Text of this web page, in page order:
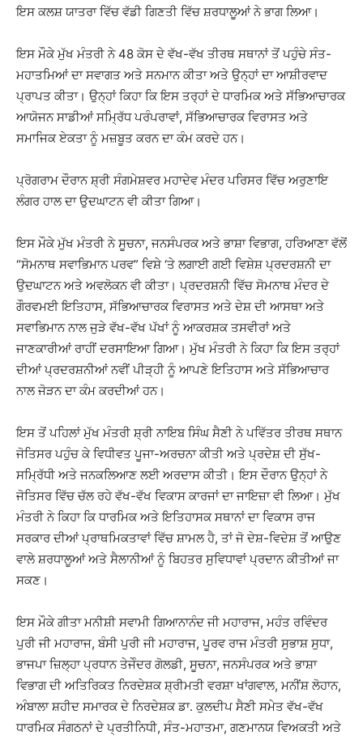
ਇਸ ਕਲਸ਼ ਯਾਤਰਾ ਵਿੱਚ ਵੱਡੀ ਗਿਣਤੀ ਵਿੱਚ ਸ਼ਰਧਾਲੂਆਂ ਨੇ ਭਾਗ ਲਿਆ।
ਇਸ ਮੌਕੇ ਮੁੱਖ ਮੰਤਰੀ ਨੇ 48 ਕੋਸ ਦੇ ਵੱਖ-ਵੱਖ ਤੀਰਥ ਸਥਾਨਾਂ ਤੋਂ ਪਹੁੰਚੇ ਸੰਤ-
ਮਹਾਤਮਿਆਂ ਦਾ ਸਵਾਗਤ ਅਤੇ ਸਨਮਾਨ ਕੀਤਾ ਅਤੇ ਉਨ੍ਹਾਂ ਦਾ ਆਸ਼ੀਰਵਾਦ
ਪ੍ਰਾਪਤ ਕੀਤਾ। ਉਨ੍ਹਾਂ ਕਿਹਾ ਕਿ ਇਸ ਤਰ੍ਹਾਂ ਦੇ ਧਾਰਮਿਕ ਅਤੇ ਸੱਭਿਆਚਾਰਕ
ਆਯੋਜਨ ਸਾਡੀਆਂ ਸਮ੍ਰਿੱਧ ਪਰੰਪਰਾਵਾਂ, ਸੱਭਿਆਚਾਰਕ ਵਿਰਾਸਤ ਅਤੇ
ਸਮਾਜਿਕ ਏਕਤਾ ਨੂੰ ਮਜ਼ਬੂਤ ਕਰਨ ਦਾ ਕੰਮ ਕਰਦੇ ਹਨ।
ਪ੍ਰੋਗਰਾਮ ਦੌਰਾਨ ਸ਼੍ਰੀ ਸੰਗਮੇਸ਼ਵਰ ਮਹਾਦੇਵ ਮੰਦਰ ਪਰਿਸਰ ਵਿੱਚ ਅਰੁਣਾਇ
ਲੰਗਰ ਹਾਲ ਦਾ ਉਦਘਾਟਨ ਵੀ ਕੀਤਾ ਗਿਆ।
ਇਸ ਮੌਕੇ ਮੁੱਖ ਮੰਤਰੀ ਨੇ ਸੂਚਨਾ, ਜਨਸੰਪਰਕ ਅਤੇ ਭਾਸ਼ਾ ਵਿਭਾਗ, ਹਰਿਆਣਾ ਵੱਲੋਂ
“ਸੋਮਨਾਥ ਸਵਾਭਿਮਾਨ ਪਰਵ” ਵਿਸ਼ੇ ‘ਤੇ ਲਗਾਈ ਗਈ ਵਿਸ਼ੇਸ਼ ਪ੍ਰਦਰਸ਼ਨੀ ਦਾ
ਉਦਘਾਟਨ ਅਤੇ ਅਵਲੋਕਨ ਵੀ ਕੀਤਾ। ਪ੍ਰਦਰਸ਼ਨੀ ਵਿੱਚ ਸੋਮਨਾਥ ਮੰਦਰ ਦੇ
ਗੌਰਵਮਈ ਇਤਿਹਾਸ, ਸੱਭਿਆਚਾਰਕ ਵਿਰਾਸਤ ਅਤੇ ਦੇਸ਼ ਦੀ ਆਸਥਾ ਅਤੇ
ਸਵਾਭਿਮਾਨ ਨਾਲ ਜੁੜੇ ਵੱਖ-ਵੱਖ ਪੱਖਾਂ ਨੂੰ ਆਕਰਸ਼ਕ ਤਸਵੀਰਾਂ ਅਤੇ
ਜਾਣਕਾਰੀਆਂ ਰਾਹੀਂ ਦਰਸਾਇਆ ਗਿਆ। ਮੁੱਖ ਮੰਤਰੀ ਨੇ ਕਿਹਾ ਕਿ ਇਸ ਤਰ੍ਹਾਂ
ਦੀਆਂ ਪ੍ਰਦਰਸ਼ਨੀਆਂ ਨਵੀਂ ਪੀੜ੍ਹੀ ਨੂੰ ਆਪਣੇ ਇਤਿਹਾਸ ਅਤੇ ਸੱਭਿਆਚਾਰ
ਨਾਲ ਜੋੜਨ ਦਾ ਕੰਮ ਕਰਦੀਆਂ ਹਨ।
ਇਸ ਤੋਂ ਪਹਿਲਾਂ ਮੁੱਖ ਮੰਤਰੀ ਸ਼੍ਰੀ ਨਾਇਬ ਸਿੰਘ ਸੈਣੀ ਨੇ ਪਵਿੱਤਰ ਤੀਰਥ ਸਥਾਨ
ਜੋਤਿਸਰ ਪਹੁੰਚ ਕੇ ਵਿਧੀਵਤ ਪੂਜਾ-ਅਰਚਨਾ ਕੀਤੀ ਅਤੇ ਪ੍ਰਦੇਸ਼ ਦੀ ਸੁੱਖ-
ਸਮ੍ਰਿੱਧੀ ਅਤੇ ਜਨਕਲਿਆਣ ਲਈ ਅਰਦਾਸ ਕੀਤੀ। ਇਸ ਦੌਰਾਨ ਉਨ੍ਹਾਂ ਨੇ
ਜੋਤਿਸਰ ਵਿੱਚ ਚੱਲ ਰਹੇ ਵੱਖ-ਵੱਖ ਵਿਕਾਸ ਕਾਰਜਾਂ ਦਾ ਜਾਇਜ਼ਾ ਵੀ ਲਿਆ। ਮੁੱਖ
ਮੰਤਰੀ ਨੇ ਕਿਹਾ ਕਿ ਧਾਰਮਿਕ ਅਤੇ ਇਤਿਹਾਸਕ ਸਥਾਨਾਂ ਦਾ ਵਿਕਾਸ ਰਾਜ
ਸਰਕਾਰ ਦੀਆਂ ਪ੍ਰਾਥਮਿਕਤਾਵਾਂ ਵਿੱਚ ਸ਼ਾਮਲ ਹੈ, ਤਾਂ ਜੋ ਦੇਸ਼-ਵਿਦੇਸ਼ ਤੋਂ ਆਉਣ
ਵਾਲੇ ਸ਼ਰਧਾਲੂਆਂ ਅਤੇ ਸੈਲਾਨੀਆਂ ਨੂੰ ਬਿਹਤਰ ਸੁਵਿਧਾਵਾਂ ਪ੍ਰਦਾਨ ਕੀਤੀਆਂ ਜਾ
ਸਕਣ।
ਇਸ ਮੌਕੇ ਗੀਤਾ ਮਨੀਸ਼ੀ ਸਵਾਮੀ ਗਿਆਨਾਨੰਦ ਜੀ ਮਹਾਰਾਜ, ਮਹੰਤ ਰਵਿੰਦਰ
ਪੁਰੀ ਜੀ ਮਹਾਰਾਜ, ਬੰਸੀ ਪੁਰੀ ਜੀ ਮਹਾਰਾਜ, ਪੂਰਵ ਰਾਜ ਮੰਤਰੀ ਸੁਭਾਸ਼ ਸੁਧਾ,
ਭਾਜਪਾ ਜ਼ਿਲ੍ਹਾ ਪ੍ਰਧਾਨ ਤੇਜੇੰਦਰ ਗੋਲਡੀ, ਸੂਚਨਾ, ਜਨਸੰਪਰਕ ਅਤੇ ਭਾਸ਼ਾ
ਵਿਭਾਗ ਦੀ ਅਤਿਰਿਕਤ ਨਿਰਦੇਸ਼ਕ ਸ਼੍ਰੀਮਤੀ ਵਰਸ਼ਾ ਖਾਂਗਵਾਲ, ਮਨੀਂਸ਼ ਲੋਹਾਨ,
ਅੰਬਾਲਾ ਸ਼ਹੀਦ ਸਮਾਰਕ ਦੇ ਨਿਰਦੇਸ਼ਕ ਡਾ. ਕੁਲਦੀਪ ਸੈਣੀ ਸਮੇਤ ਵੱਖ-ਵੱਖ
ਧਾਰਮਿਕ ਸੰਗਠਨਾਂ ਦੇ ਪ੍ਰਤੀਨਿਧੀ, ਸੰਤ-ਮਹਾਤਮਾ, ਗਣਮਾਨਯ ਵਿਅਕਤੀ ਅਤੇ